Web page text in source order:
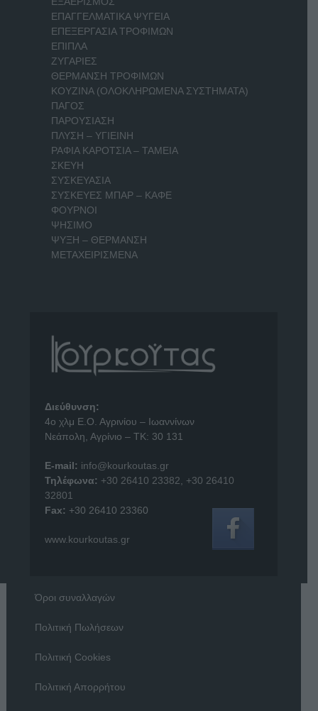
ΕΠΑΓΓΕΛΜΑΤΙΚΑ ΨΥΓΕΙΑ
ΕΠΕΞΕΡΓΑΣΙΑ ΤΡΟΦΙΜΩΝ
ΕΠΙΠΛΑ
ΖΥΓΑΡΙΕΣ
ΘΕΡΜΑΝΣΗ ΤΡΟΦΙΜΩΝ
ΚΟΥΖΙΝΑ (ΟΛΟΚΛΗΡΩΜΕΝΑ ΣΥΣΤΗΜΑΤΑ)
ΠΑΓΟΣ
ΠΑΡΟΥΣΙΑΣΗ
ΠΛΥΣΗ – ΥΓΙΕΙΝΗ
ΡΑΦΙΑ ΚΑΡΟΤΣΙΑ – ΤΑΜΕΙΑ
ΣΚΕΥΗ
ΣΥΣΚΕΥΑΣΙΑ
ΣΥΣΚΕΥΕΣ ΜΠΑΡ – ΚΑΦΕ
ΦΟΥΡΝΟΙ
ΨΗΣΙΜΟ
ΨΥΞΗ – ΘΕΡΜΑΝΣΗ
ΜΕΤΑΧΕΙΡΙΣΜΕΝΑ
Διεύθυνση:
4o χλμ Ε.Ο. Αγρινίου – Ιωαννίνων
Νεάπολη, Αγρίνιο – ΤΚ: 30 131
E-mail: info@kourkoutas.gr
Τηλέφωνα: +30 26410 23382
+30 26410
32801
Fax: +30 26410 23360
www.kourkoutas.gr
Όροι συναλλαγών
Πολιτική Πωλήσεων
Πολιτική Cookies
Πολιτική Απορρήτου